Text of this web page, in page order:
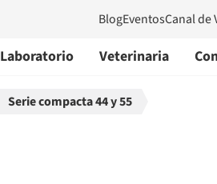
BlogEventosCanal de
Laboratorio Veterinaria
Serie compacta 44 y 55